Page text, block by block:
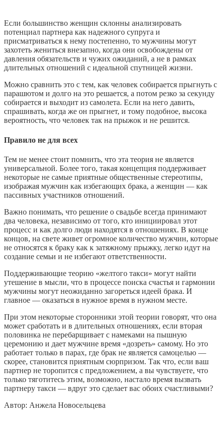
Если большинство женщин склонны анализировать
потенциал партнера как надежного супруга и
присматриваться к нему постепенно, то мужчины могут
захотеть жениться внезапно, когда они освобождены от
давления обязательств и чужих ожиданий, а не в рамках
длительных отношений с идеальной спутницей жизни.
Можно сравнить это с тем, как человек собирается прыгнуть с
парашютом и долго на это решается, а потом резко за секунду
собирается и выходит из самолета. Если на него давить,
спрашивать, когда же он прыгнет, и тому подобное, высока
вероятность, что человек так на прыжок и не решится.
Правило не для всех
Тем не менее стоит помнить, что эта теория не является
универсальной. Более того, такая концепция поддерживает
некоторые не самые приятные общественные стереотипы,
изображая мужчин как избегающих брака, а женщин — как
пассивных участников отношений.
Важно понимать, что решение о свадьбе всегда принимают
два человека, независимо от того, кто инициировал этот
процесс и как долго люди находятся в отношениях. В конце
концов, на свете живет огромное количество мужчин, которые
не относятся к браку как к затяжному прыжку, легко идут на
создание семьи и не избегают ответственности.
Поддерживающие теорию «желтого такси» могут найти
утешение в мысли, что в процессе поиска счастья и гармонии
мужчины могут неожиданно загореться идеей брака. И
главное — оказаться в нужное время в нужном месте.
При этом некоторые сторонники этой теории говорят, что она
может сработать и в длительных отношениях, если вторая
половинка не перебарщивает с намеками на пышную
церемонию и дает мужчине время «дозреть» самому. Но это
работает только в парах, где брак не является самоцелью —
скорее, становится приятным сюрпризом. Так что, если ваш
партнер не торопится с предложением, а вы чувствуете, что
только тяготитесь этим, возможно, настало время вызвать
партнеру такси — вдруг это сделает вас обоих счастливыми?
Автор: Анжела Новосельцева